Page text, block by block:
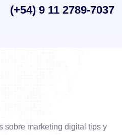
(+54) 9 11 2789-7037
sobre marketing digital tips y